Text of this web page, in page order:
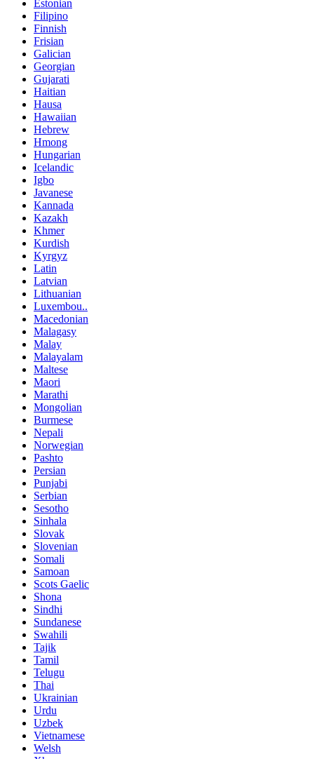
Estonian
Filipino
Finnish
Frisian
Galician
Georgian
Gujarati
Haitian
Hausa
Hawaiian
Hebrew
Hmong
Hungarian
Icelandic
Igbo
Javanese
Kannada
Kazakh
Khmer
Kurdish
Kyrgyz
Latin
Latvian
Lithuanian
Luxembou..
Macedonian
Malagasy
Malay
Malayalam
Maltese
Maori
Marathi
Mongolian
Burmese
Nepali
Norwegian
Pashto
Persian
Punjabi
Serbian
Sesotho
Sinhala
Slovak
Slovenian
Somali
Samoan
Scots Gaelic
Shona
Sindhi
Sundanese
Swahili
Tajik
Tamil
Telugu
Thai
Ukrainian
Urdu
Uzbek
Vietnamese
Welsh